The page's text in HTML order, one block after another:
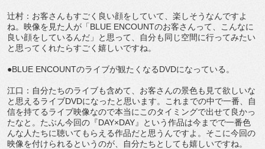
辻村：お客さんもすごく良い顔をしていて、楽しそうなんですよ
ね。映像を見た人が「BLUE ENCOUNTのお客さんって、こんなに
良い顔をしているんだ」と思って、自分も同じ空間に行ってみたい
と思ってくれたらすごく嬉しいですね。
●BLUE ENCOUNTのライブが観たくなるDVDになっている。
江口：自分たちのライブも含めて、お客さんの景色も見て欲しいな
と思えるライブDVDになったと思います。これまでの中で一番、自
信を持てるライブ映像なので本当にこのタイミングで出せて良かっ
たなと。たぶん今回の『DAY×DAY』という作品は今までで一番色
んな人たちに聴いてもらえる作品だと思うんですよ。そこに今回の
映像を付けられるというのが、自分たちとしても嬉しいですね。